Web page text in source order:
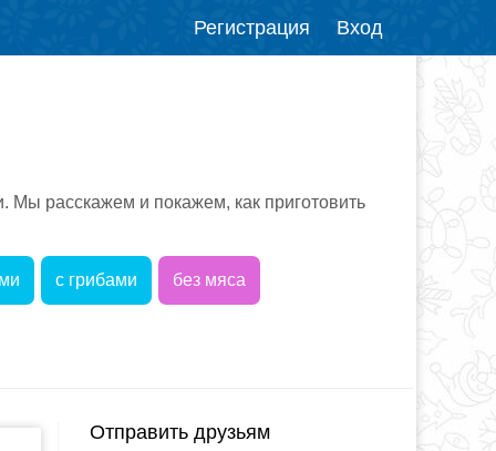
Регистрация Вход
расскажем и покажем, как приготовить
с грибами без мяса
Отправить друзьям